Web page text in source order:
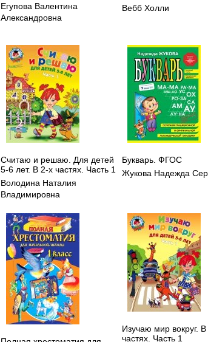
Егупова Валентина
Александровна
Вебб Холли
Считаю и решаю. Для детей
5-6 лет. В 2-х частях. Часть 1
Володина Наталия
Владимировна
Букварь. ФГОС
Жукова Надежда
Изучаю мир вокруг.
частях. Часть 1